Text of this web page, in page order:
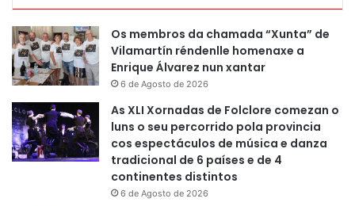
Os membros da chamada “Xunta” de
Vilamartín réndenlle homenaxe a
Enrique Álvarez nun xantar
6 de Agosto de 2026
As XLI Xornadas de Folclore comezan o
luns o seu percorrido pola provincia
cos espectáculos de música e danza
tradicional de 6 países e de 4
continentes distintos
6 de Agosto de 2026